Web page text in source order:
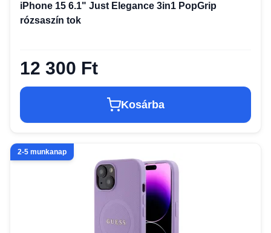
iPhone 15 6.1" Just Elegance 3in1 PopGrip
rózsaszín tok
12 300 Ft
Kosárba
2-5 munkanap